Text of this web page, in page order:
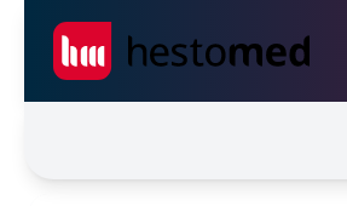
Seiwert GmbH